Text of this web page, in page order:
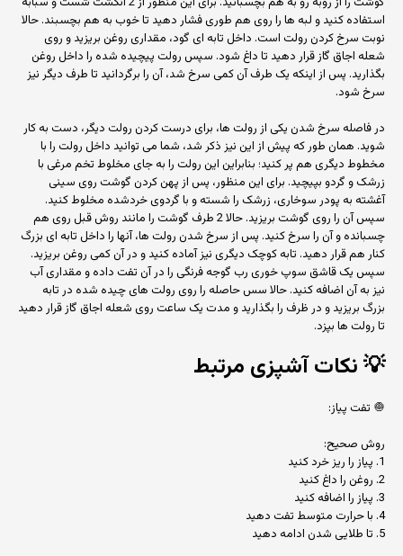
استفاده کنید و لبه ها را روی هم طوری فشار دهید تا خوب به هم بچسبند. حالا
نوبت سرخ کردن رولت است. داخل تابه ای گود، مقداری روغن بریزید و روی
شعله اجاق گاز قرار دهید تا داغ شود. سپس رولت پیچیده شده را داخل روغن
بگذارید. پس از اینکه یک طرف آن کمی سرخ شد، آن را برگردانید تا طرف دیگر نیز
سرخ شود.
در فاصله سرخ شدن یکی از رولت ها، برای درست کردن رولت دیگر، دست به کار
شوید. همان طور که پیش از این نیز ذکر شد، شما می توانید داخل رولت را با
مخطوط دیگری هم پر کنید؛ بنابراین این رولت را به جای مخلوط تخم مرغی با
زرشک و گردو بپیچید. برای این منظور، پس از پهن کردن گوشت روی سینی
آغشته به پودر سوخاری، زرشک را شسته و با گردوی خردشده مخلوط کنید.
سپس آن را روی گوشت بریزید. حالا 2 طرف گوشت را مانند روش قبل روی هم
چسبانده و آن را سرخ کنید. پس از سرخ شدن رولت ها، آنها را داخل تابه ای بزرگ
کنار هم قرار دهید. تابه کوچک دیگری نیز آماده کنید و در آن کمی روغن بریزید.
سپس یک قاشق سوپ خوری رب گوجه فرنگی را در آن تفت داده و مقداری آب
نیز به آن اضافه کنید. حالا سس حاصله را روی رولت های چیده شده در تابه
بزرگ بریزید و در ظرف را بگذارید و مدت یک ساعت روی شعله اجاق گاز قرار دهید
تا رولت ها بپزد.
💡نکات آشپزی مرتبط
🧅 تفت پیاز:
روش صحیح:
1. پیاز را ریز خرد کنید
2. روغن را داغ کنید
3. پیاز را اضافه کنید
4. با حرارت متوسط تفت دهید
5. تا طلایی شدن ادامه دهید